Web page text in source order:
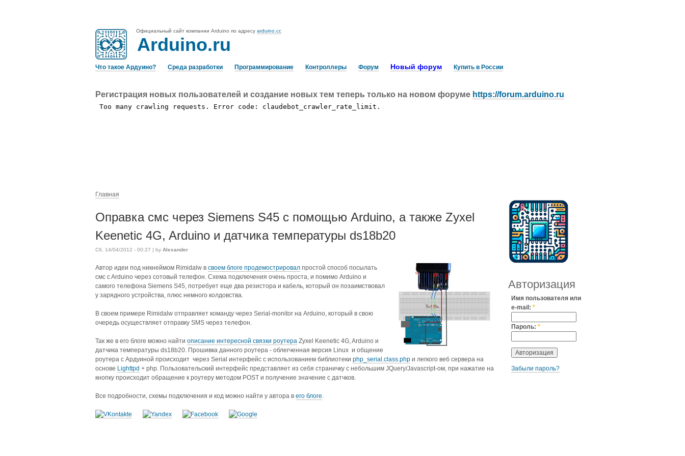
Официальный сайт компании Arduino по адресу arduino.cc
Arduino.ru
Что такое Ардуино? Среда разработки Программирование Контроллеры Форум Новый форум Купить в России
Регистрация новых пользователей и создание новых тем теперь только на новом форуме https://forum.arduino.ru
Главная
Оправка смс через Siemens S45 c помощью Arduino, а также Zyxel
Keenetic 4G, Arduino и датчика температуры ds18b20
Сб, 14/04/2012 - 00:27 | by Alexander
Автор идеи под никнеймом Rimidalw в своем блоге продемострировал простой способ посылать
смс c Arduino через сотовый телефон. Схема подключения очень проста, и помимо Arduino и
самого телефона Siemens S45, потребует еще два резистора и кабель, который он позаимствовал
у зарядного устройства, плюс немного колдовства.
В своем примере Rimidalw отправляет команду через Serial-monitor на Arduino, который в свою
очередь осуществляет отправку SMS через телефон.
Так же в его блоге можно найти описание интересной связки роутера Zyxel Keenetic 4G, Arduino и
датчика температуры ds18b20. Прошивка данного роутера - облегченная версия Linux и общение
роутера с Ардуиной происходит через Serial интерфейс с использованием библиотеки php_serial.class.php и легкого веб сервера на
основе Lighttpd + php. Пользовательский интерфейс представляет из себя страничку с небольшим JQuery/Javascript-ом, при нажатие на
кнопку происходит обращение к роутеру методом POST и получение значение с датчков.
Все подробности, схемы подключения и код можно найти у автора в его блоге
Авторизация
Имя пользователя или
e-mail: *
Пароль: *
Забыли пароль?